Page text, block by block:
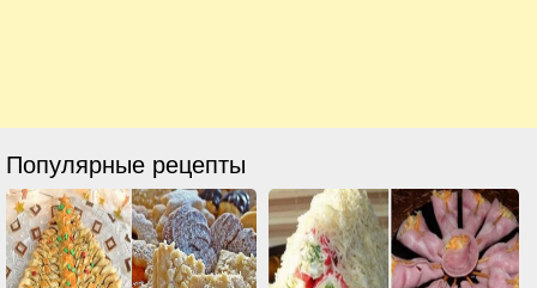
Популярные рецепты